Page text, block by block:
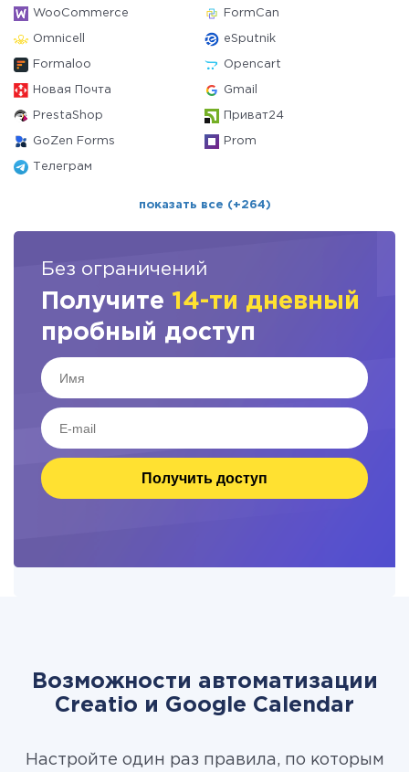
WooCommerce FormCan
Omnicell eSputnik
Formaloo Opencart
Новая Почта Gmail
PrestaShop Приват24
GoZen Forms Prom
Телеграм
показать все (+264)
Без ограничений
Получите 14-ти дневный
пробный доступ
Получить доступ
Возможности автоматизации
Creatio и Google Calendar
Настройте один раз правила, по которым